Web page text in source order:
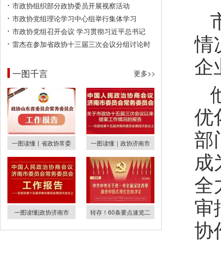
市政协组织部分政协委员开展视察活动
市政协党组理论学习中心组举行集体学习
市政协党组召开会议 学习贯彻习近平总书记
雷杰在参加省政协十三届三次会议分组讨论时
一图千言 更多>>
一图读懂丨省政协常委 一图读懂｜政协济南市
一图读懂|政协济南市 转存！60条要点速览二
情
企
优
部
成
全
审
协